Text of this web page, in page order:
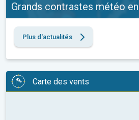
Grands contrastes météo
Plus d'actualités
Carte des vents